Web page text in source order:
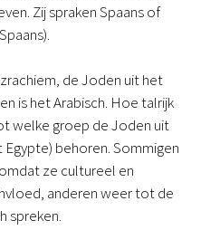
Zij spraken Spaans of
de Joden uit het
is het Arabisch. Hoe talrijk
welke groep de Joden uit
behoren. Sommigen
ze cultureel en
anderen weer tot de
spreken.